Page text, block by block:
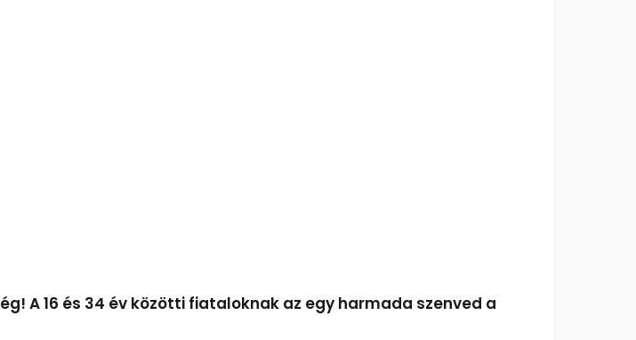
A 16 és 34 év közötti fiataloknak az egy harmada szenved a